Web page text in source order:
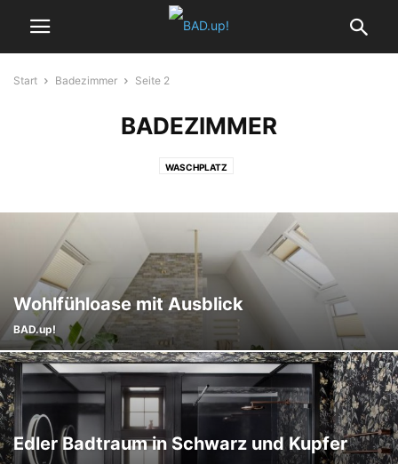
Start Badezimmer Seite 2
BADEZIMMER
WASCHPLATZ
Wohlfühloase mit Ausblick
BAD.up!
Edler Badtraum in Schwarz und Kupfer